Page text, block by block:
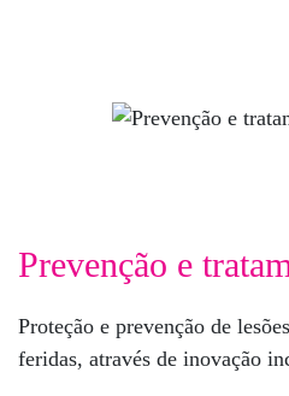
Prevenção e
Proteção e prevenção de
feridas, através de inovação